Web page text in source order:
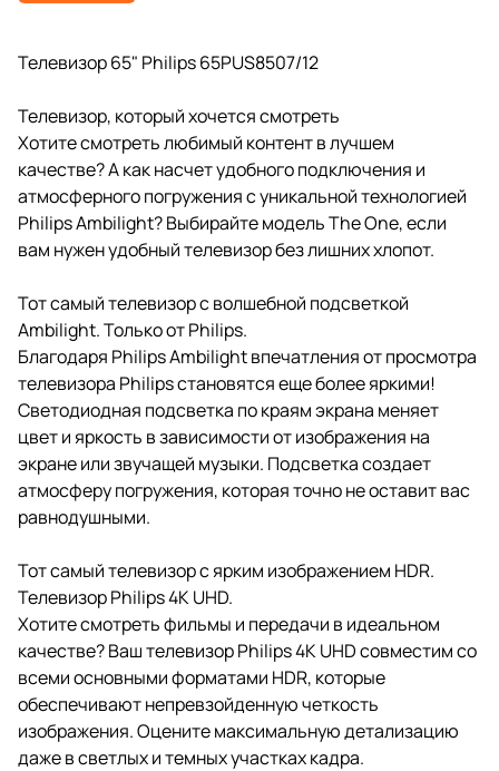
Телевизор 65" Philips 65PUS8507/12
Телевизор, который хочется смотреть
Хотите смотреть любимый контент в лучшем
качестве? А как насчет удобного подключения и
атмосферного погружения с уникальной технологией
Philips Ambilight? Выбирайте модель The One, если
вам нужен удобный телевизор без лишних хлопот.
Тот самый телевизор с волшебной подсветкой
Ambilight. Только от Philips.
Благодаря Philips Ambilight впечатления от просмотра
телевизора Philips становятся еще более яркими!
Светодиодная подсветка по краям экрана меняет
цвет и яркость в зависимости от изображения на
экране или звучащей музыки. Подсветка создает
атмосферу погружения, которая точно не оставит вас
равнодушными.
Тот самый телевизор с ярким изображением HDR.
Телевизор Philips 4K UHD.
Хотите смотреть фильмы и передачи в идеальном
качестве? Ваш телевизор Philips 4K UHD совместим со
всеми основными форматами HDR, которые
обеспечивают непревзойденную четкость
изображения. Оцените максимальную детализацию
даже в светлых и темных участках кадра.